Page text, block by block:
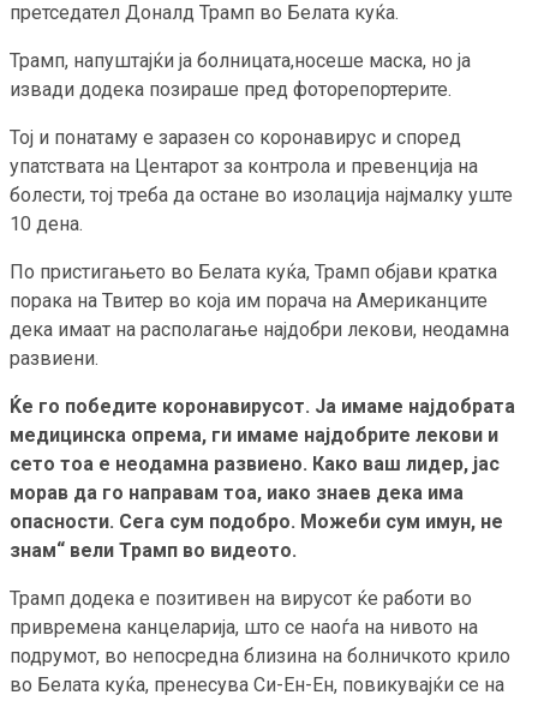
претседател Доналд Трамп во Белата куќа.
Трамп, напуштајќи ја болницата,носеше маска, но ја
извади додека позираше пред фоторепортерите.
Тој и понатаму е заразен со коронавирус и според
упатствата на Центарот за контрола и превенција на
болести, тој треба да остане во изолација најмалку уште
10 дена.
По пристигањето во Белата куќа, Трамп објави кратка
порака на Твитер во која им порача на Американците
дека имаат на располагање најдобри лекови, неодамна
развиени.
Ќе го победите коронавирусот. Ја имаме најдобрата
медицинска опрема, ги имаме најдобрите лекови и
сето тоа е неодамна развиено. Како ваш лидер, јас
морав да го направам тоа, иако знаев дека има
опасности. Сега сум подобро. Можеби сум имун, не
знам“ вели Трамп во видеото.
Трамп додека е позитивен на вирусот ќе работи во
привремена канцеларија, што се наоѓа на нивото на
подрумот, во непосредна близина на болничкото крило
во Белата куќа, пренесува Си-Ен-Ен, повикувајќи се на